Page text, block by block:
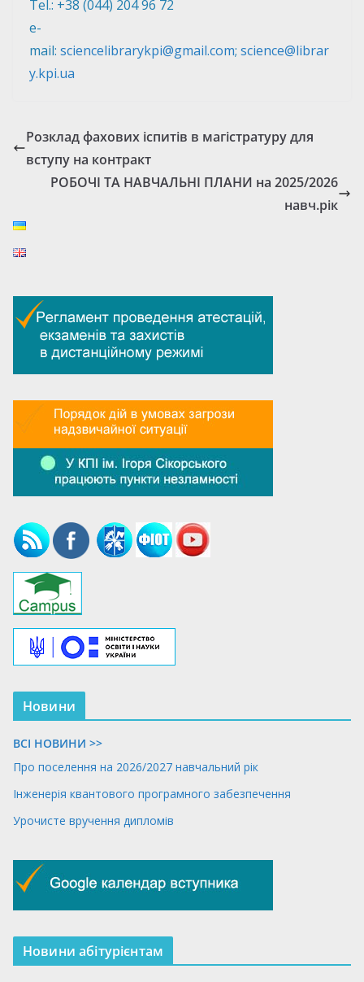
Tel.: +38 (044) 204 96 72
e-
mail: sciencelibrarykpi@gmail.com; science@librar
y.kpi.ua
Розклад фахових іспитів в магістратуру для
вступу на контракт
РОБОЧІ ТА НАВЧАЛЬНІ ПЛАНИ на 2025/2026
навч.рік
Новини
ВСІ НОВИНИ >>
Про поселення на 2026/2027 навчальний рік
Інженерія квантового програмного забезпечення
Урочисте вручення дипломів
Новини абітурієнтам